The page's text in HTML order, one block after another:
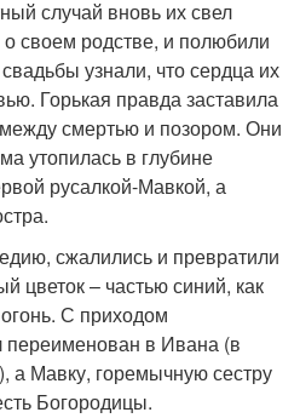
случай вновь их свел
своем родстве, и полюбили
узнали, что сердца их
Горькая правда заставила
смертью и позором. Они
утопилась в глубине
русалкой-Мавкой, а
сжалились и превратили
цветок – частью синий, как
С приходом
переименован в Ивана (в
а Мавку, горемычную сестру
Богородицы.